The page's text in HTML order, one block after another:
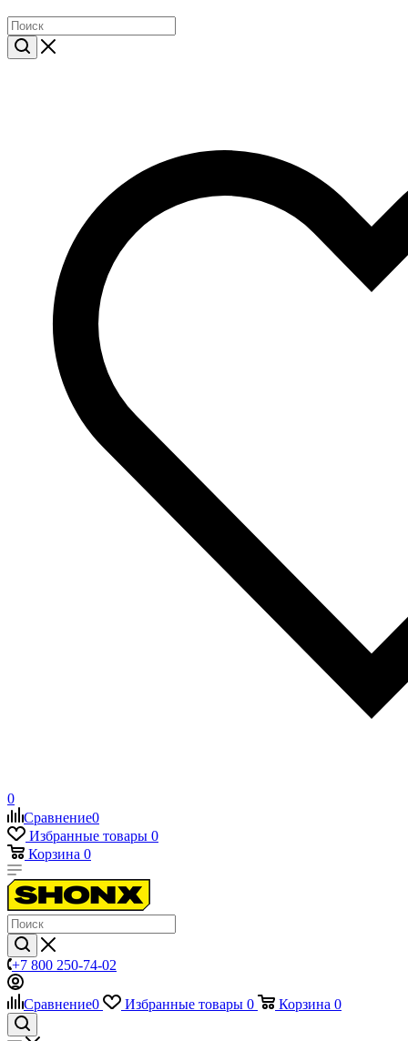
0
Сравнение0
Избранные товары 0
Корзина 0
+7 800 250-74-02
Сравнение0 Избранные товары 0 Корзина 0